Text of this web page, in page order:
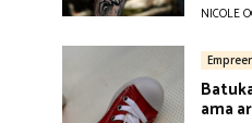
NICOLE
ama